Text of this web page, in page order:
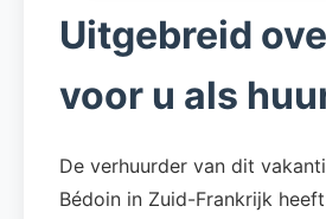
Uitgebreid
voor u als
De verhuurder van dit
Bédoin in Zuid-Frankrijk